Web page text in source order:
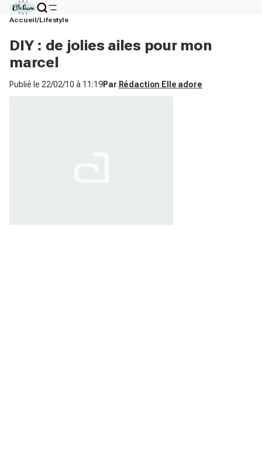
Accueil Lifestyle
DIY : de jolies ailes pour mon
marcel
Publié le 22/02/10 à 11:19Par Rédaction Elle adore